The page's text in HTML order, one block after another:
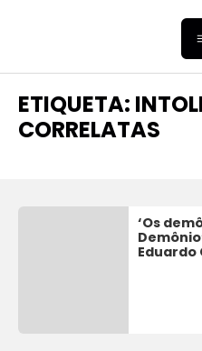
ETIQUETA:
CORRELATAS
‘Os
Eduardo